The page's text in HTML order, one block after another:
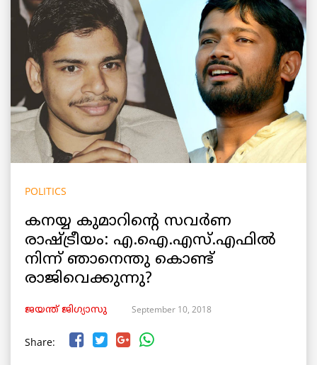
POLITICS
കനയ്യ കുമാറിന്റെ സവര്‍ണ
രാഷ്ട്രീയം: എ.ഐ.എസ്.എഫില്‍
നിന്ന് ഞാനെന്തു കൊണ്ട്
രാജിവെക്കുന്നു?
ജയന്ത് ജിഗ്യാസു September 10, 2018
Share: